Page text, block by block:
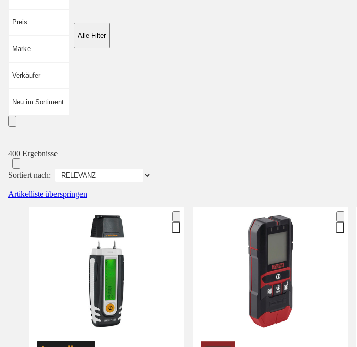
Preis
Marke
Verkäufer
Neu im Sortiment
Alle Filter
400 Ergebnisse
Sortiert nach:
Artikelliste überspringen